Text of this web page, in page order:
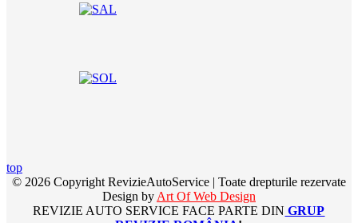
top
© 2026 Copyright RevizieAutoService | Toate drepturile rezervate
Design byArt Of Web Design
REVIZIE AUTO SERVICE FACE PARTE DIN GRUP